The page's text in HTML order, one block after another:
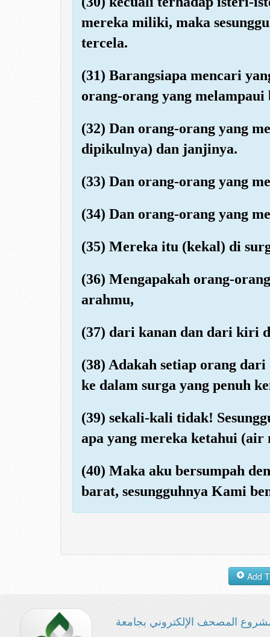
mereka miliki, maka
tercela.
(31) Barangsiapa mencari
orang-orang yang melampaui
(32) Dan orang-orang yang
dipikulnya) dan janjinya.
(33) Dan orang-orang yang
(34) Dan orang-orang yang
(35) Mereka itu (kekal) di
(36) Mengapakah orang-
arahmu,
(37) dari kanan dan dari kiri
(38) Adakah setiap orang
ke dalam surga yang penuh
(39) sekali-kali tidak!
apa yang mereka ketahui (air
(40) Maka aku bersumpah
barat, sesungguhnya Kami
المصحف الإلكتروني بجامعة